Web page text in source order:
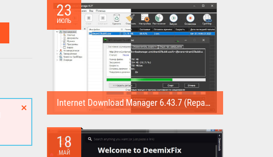
23
ИЮЛЬ
Internet Download Manager 6.43.7 (Repack)
предназначена для...
18
МАЙ